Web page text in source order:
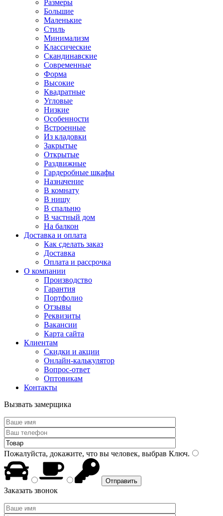
Размеры
Большие
Маленькие
Стиль
Минимализм
Классические
Скандинавские
Современные
Форма
Высокие
Квадратные
Угловые
Низкие
Особенности
Встроенные
Из кладовки
Закрытые
Открытые
Раздвижные
Гардеробные шкафы
Назначение
В комнату
В нишу
В спальню
В частный дом
На балкон
Доставка и оплата
Как сделать заказ
Доставка
Оплата и рассрочка
О компании
Производство
Гарантия
Портфолио
Отзывы
Реквизиты
Вакансии
Карта сайта
Клиентам
Скидки и акции
Онлайн-калькулятор
Вопрос-ответ
Оптовикам
Контакты
Вызвать замерщика
Пожалуйста, докажите, что вы человек, выбрав Ключ.
Заказать звонок